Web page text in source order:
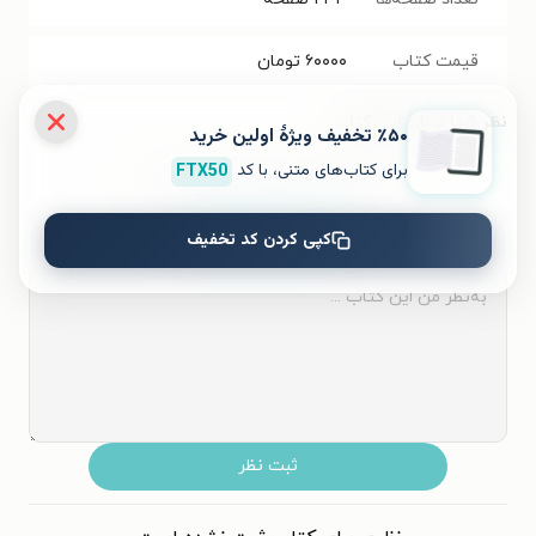
قیمت کتاب ۶۰۰۰۰ تومان
نظر شما دربارهٔ این کتاب
به این کتاب چه امتیازی می‌دهید؟
ثبت نظر
٪۵۰ تخفیف ویژۀ اولین خرید
برای کتاب‌های متنی، با کد FTX50
کپی کردن کد تخفیف